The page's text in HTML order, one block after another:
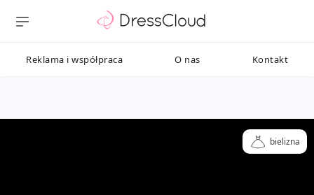
Reklama i współpraca O nas Kontakt
bielizna